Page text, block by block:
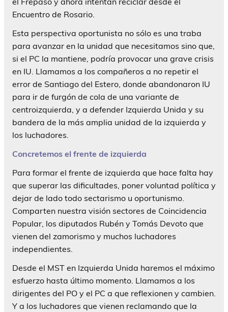
Encuentro de Rosario.
Esta perspectiva oportunista no sólo es una traba
para avanzar en la unidad que necesitamos sino que,
si el PC la mantiene, podría provocar una grave crisis
en IU. Llamamos a los compañeros a no repetir el
error de Santiago del Estero, donde abandonaron IU
para ir de furgón de cola de una variante de
centroizquierda, y a defender Izquierda Unida y su
bandera de la más amplia unidad de la izquierda y
los luchadores.
Concretemos el frente de izquierda
Para formar el frente de izquierda que hace falta hay
que superar las dificultades, poner voluntad política y
dejar de lado todo sectarismo u oportunismo.
Comparten nuestra visión sectores de Coincidencia
Popular, los diputados Rubén y Tomás Devoto que
vienen del zamorismo y muchos luchadores
independientes.
Desde el MST en Izquierda Unida haremos el máximo
esfuerzo hasta último momento. Llamamos a los
dirigentes del PO y el PC a que reflexionen y cambien.
Y a los luchadores que vienen reclamando que la